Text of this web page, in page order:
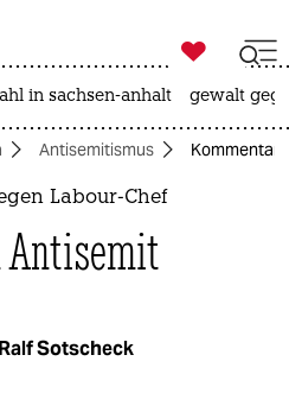
ich

taz zahl ich
in sachsen-anhalt gewalt
Antisemitismus Kommentar
Labour-Chef
Antisemit
Ralf Sotscheck